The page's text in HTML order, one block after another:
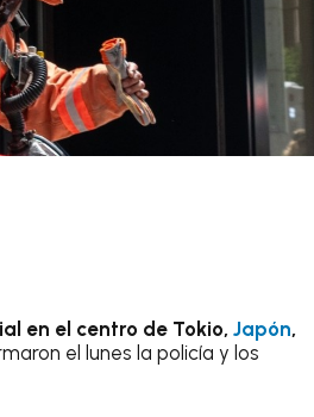
en el centro de Tokio, Japón,
el lunes la policía y los